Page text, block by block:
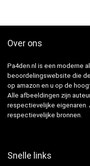
Over ons
Pa4den.nl is een moderne
beoordelingswebsite die
op amazon en u op de
Alle afbeeldingen zijn
respectievelijke eigenaren.
respectievelijke bronnen.
Snelle links